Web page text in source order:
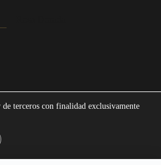
terceros con finalidad exclusivamente